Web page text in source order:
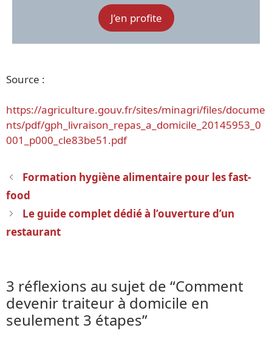
J’en profite
Source :
https://agriculture.gouv.fr/sites/minagri/files/docume
nts/pdf/gph_livraison_repas_a_domicile_20145953_0
001_p000_cle83be51.pdf
Navigation
des
Formation hygiène alimentaire pour les fast-
food
Le guide complet dédié à l’ouverture d’un
restaurant
3 réflexions au sujet de “Comment
devenir traiteur à domicile en
seulement 3 étapes”